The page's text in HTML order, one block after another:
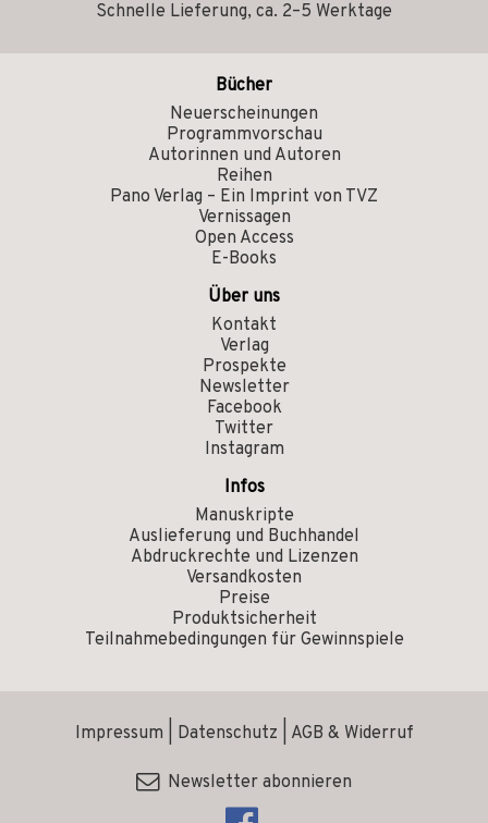
Schnelle Lieferung, ca. 2–5 Werktage
Bücher
Neuerscheinungen
Programmvorschau
Autorinnen und Autoren
Reihen
Pano Verlag – Ein Imprint von TVZ
Vernissagen
Open Access
E-Books
Über uns
Kontakt
Verlag
Prospekte
Newsletter
Facebook
Twitter
Instagram
Infos
Manuskripte
Auslieferung und Buchhandel
Abdruckrechte und Lizenzen
Versandkosten
Preise
Produktsicherheit
Teilnahmebedingungen für Gewinnspiele
Impressum Datenschutz AGB & Widerruf
Newsletter abonnieren